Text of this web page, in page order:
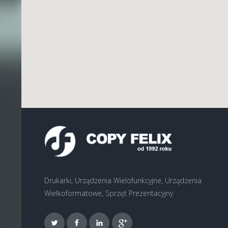
Drukarki, Urządzenia Wielofunkcyjne, Urządzenia
Wielkoformatowe, Sprzęt Prezentacyjny